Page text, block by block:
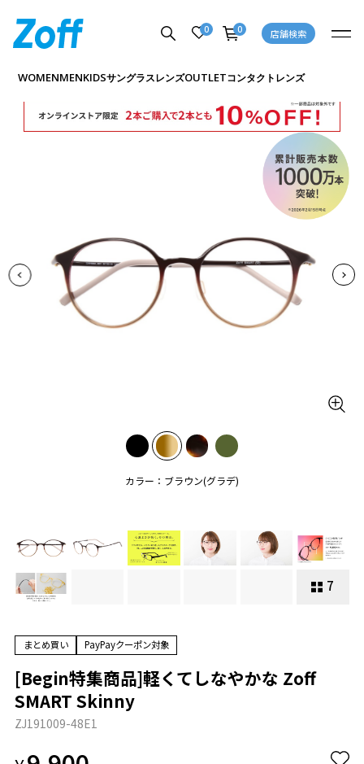
0 0 店舗検索
WOMENMENKIDSサングラスレンズOUTLETコンタクトレンズ
カラー：ブラウン(グラデ)
7
商品詳細ページへ
まとめ買い PayPayクーポン対象
[Begin特集商品]軽くてしなやかな Zoff
SMART Skinny
ZJ191009-48E1